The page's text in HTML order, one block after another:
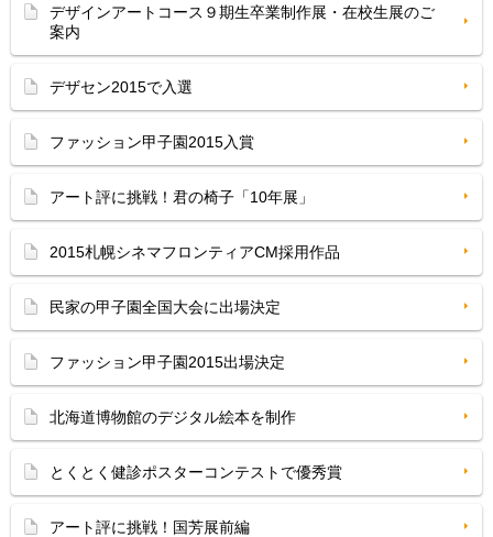
デザインアートコース９期生卒業制作展・在校生展のご
案内
デザセン2015で入選
ファッション甲子園2015入賞
アート評に挑戦！君の椅子「10年展」
2015札幌シネマフロンティアCM採用作品
民家の甲子園全国大会に出場決定
ファッション甲子園2015出場決定
北海道博物館のデジタル絵本を制作
とくとく健診ポスターコンテストで優秀賞
アート評に挑戦！国芳展前編